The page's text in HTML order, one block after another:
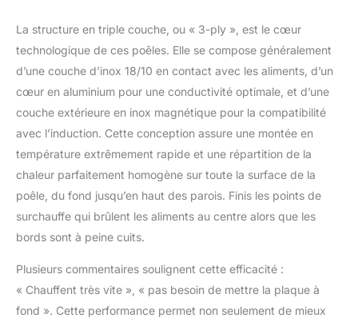
La structure en triple couche, ou « 3-ply », est le cœur
technologique de ces poêles. Elle se compose généralement
d’une couche d’inox 18/10 en contact avec les aliments, d’un
cœur en aluminium pour une conductivité optimale, et d’une
couche extérieure en inox magnétique pour la compatibilité
avec l’induction. Cette conception assure une montée en
température extrêmement rapide et une répartition de la
chaleur parfaitement homogène sur toute la surface de la
poêle, du fond jusqu’en haut des parois. Finis les points de
surchauffe qui brûlent les aliments au centre alors que les
bords sont à peine cuits.
Plusieurs commentaires soulignent cette efficacité :
« Chauffent très vite », « pas besoin de mettre la plaque à
fond ». Cette performance permet non seulement de mieux